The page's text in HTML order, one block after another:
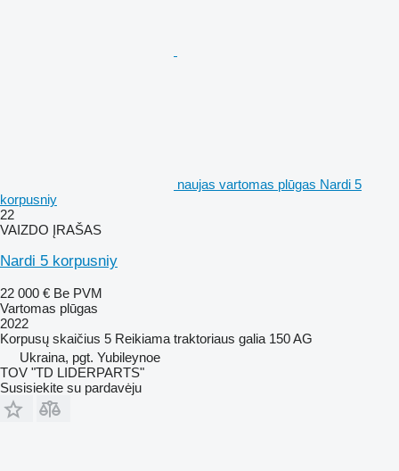
naujas vartomas plūgas Nardi 5
korpusniy
22
VAIZDO ĮRAŠAS
Nardi 5 korpusniy
22 000 € Be PVM
Vartomas plūgas
2022
Korpusų skaičius 5 Reikiama traktoriaus galia 150 AG
Ukraina, pgt. Yubileynoe
TOV "TD LIDERPARTS"
Susisiekite su pardavėju